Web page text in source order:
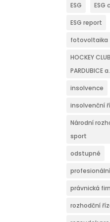
ESG ESG
ESG report
fotovoltaika
HOCKEY
PARDUBICE
insolvence
insolvenční
Národní
sport
odstupné
právnická
rozhodční